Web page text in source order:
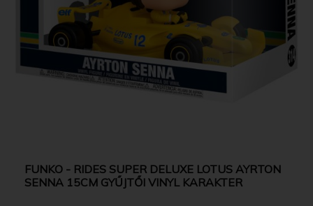
FUNKO - RIDES SUPER DELUXE LOTUS AYRTON
SENNA 15CM GYŰJTŐI VINYL KARAKTER